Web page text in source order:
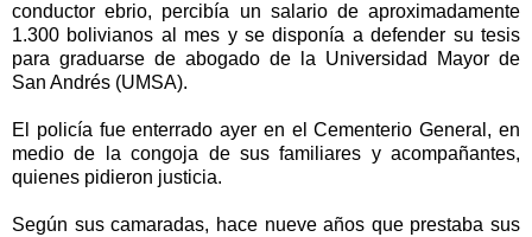
conductor ebrio, percibía un salario de aproximadamente
1.300 bolivianos al mes y se disponía a defender su tesis
para graduarse de abogado de la Universidad Mayor de
San Andrés (UMSA).
El policía fue enterrado ayer en el Cementerio General, en
medio de la congoja de sus familiares y acompañantes,
quienes pidieron justicia.
Según sus camaradas, hace nueve años que prestaba sus